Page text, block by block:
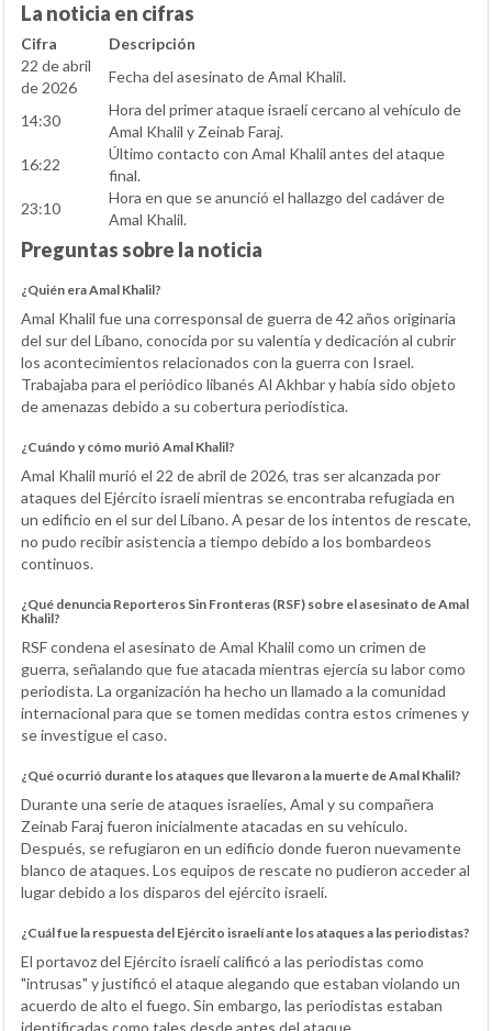
La noticia en cifras
Cifra
Descripción
22 de abril
de 2026
Fecha del asesinato de Amal Khalil.
14:30
Hora del primer ataque israelí cercano al vehículo de
Amal Khalil y Zeinab Faraj.
16:22
Último contacto con Amal Khalil antes del ataque
final.
23:10
Hora en que se anunció el hallazgo del cadáver de
Amal Khalil.
Preguntas sobre la noticia
¿Quién era Amal Khalil?
Amal Khalil fue una corresponsal de guerra de 42 años originaria
del sur del Líbano, conocida por su valentía y dedicación al cubrir
los acontecimientos relacionados con la guerra con Israel.
Trabajaba para el periódico libanés Al Akhbar y había sido objeto
de amenazas debido a su cobertura periodística.
¿Cuándo y cómo murió Amal Khalil?
Amal Khalil murió el 22 de abril de 2026, tras ser alcanzada por
ataques del Ejército israelí mientras se encontraba refugiada en
un edificio en el sur del Líbano. A pesar de los intentos de rescate,
no pudo recibir asistencia a tiempo debido a los bombardeos
continuos.
¿Qué denuncia Reporteros Sin Fronteras (RSF) sobre el asesinato de Amal
Khalil?
RSF condena el asesinato de Amal Khalil como un crimen de
guerra, señalando que fue atacada mientras ejercía su labor como
periodista. La organización ha hecho un llamado a la comunidad
internacional para que se tomen medidas contra estos crímenes y
se investigue el caso.
¿Qué ocurrió durante los ataques que llevaron a la muerte de Amal Khalil?
Durante una serie de ataques israelíes, Amal y su compañera
Zeinab Faraj fueron inicialmente atacadas en su vehículo.
Después, se refugiaron en un edificio donde fueron nuevamente
blanco de ataques. Los equipos de rescate no pudieron acceder al
lugar debido a los disparos del ejército israelí.
¿Cuál fue la respuesta del Ejército israelí ante los ataques a las periodistas?
El portavoz del Ejército israelí calificó a las periodistas como
"intrusas" y justificó el ataque alegando que estaban violando un
acuerdo de alto el fuego. Sin embargo, las periodistas estaban